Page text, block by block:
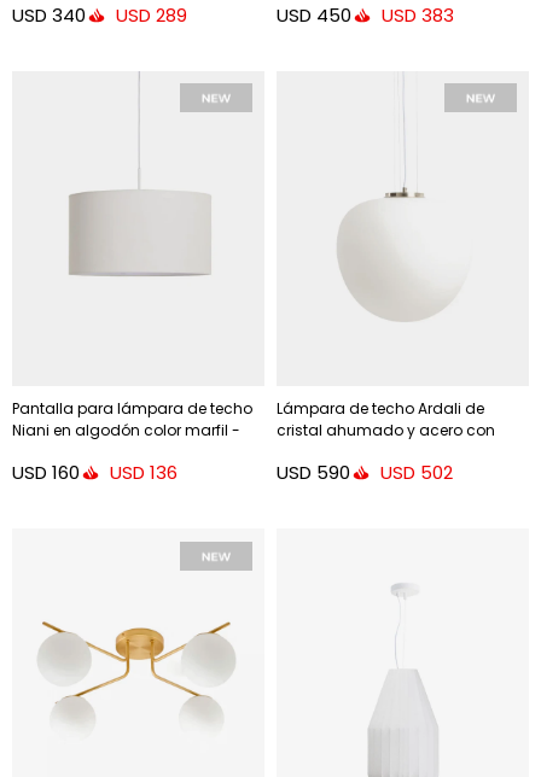
USD 340 USD 289 USD 450 USD 383
Pantalla para lámpara de techo
Niani en algodón color marfil -
USD 160 USD 136
Lámpara de techo Ardali de
cristal ahumado y acero con
USD 590 USD 502